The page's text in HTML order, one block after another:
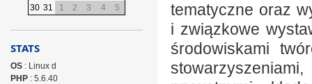
tematyczne oraz
i związkowe
środowiskami
30 31 1 2 3 4 5
STATS
OS: Linux d
PHP: 5.6.40